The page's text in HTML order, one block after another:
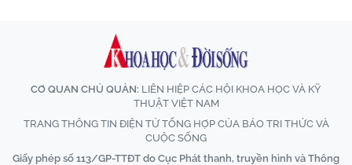
CƠ QUAN CHỦ QUẢN: LIÊN HIỆP CÁC HỘI KHOA HỌC VÀ KỸ
THUẬT VIỆT NAM
TRANG THÔNG TIN ĐIỆN TỬ TỔNG HỢP CỦA BÁO TRI THỨC VÀ
CUỘC SỐNG
Giấy phép số 113/GP-TTĐT do Cục Phát thanh, truyền hình và Thông